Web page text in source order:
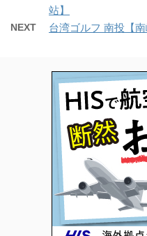
站】
NEXT 台湾ゴルフ 南投【南